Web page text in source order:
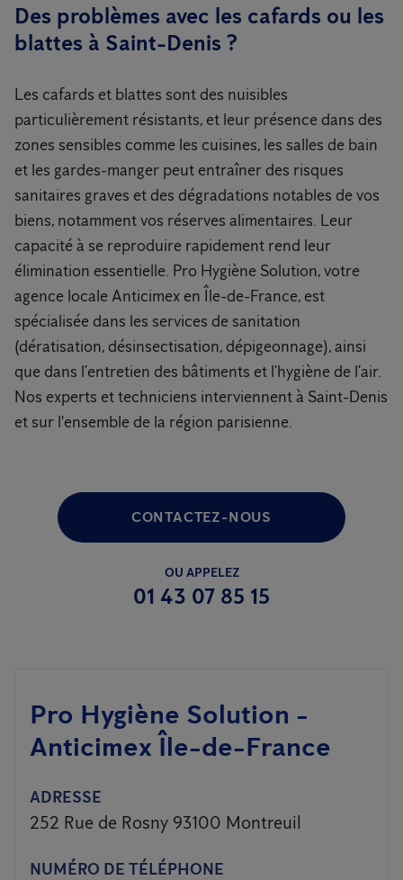
Des problèmes avec les cafards ou les
blattes à Saint-Denis ?
Les cafards et blattes sont des nuisibles
particulièrement résistants, et leur présence dans des
zones sensibles comme les cuisines, les salles de bain
et les gardes-manger peut entraîner des risques
sanitaires graves et des dégradations notables de vos
biens, notamment vos réserves alimentaires. Leur
capacité à se reproduire rapidement rend leur
élimination essentielle. Pro Hygiène Solution, votre
agence locale Anticimex en Île-de-France, est
spécialisée dans les services de sanitation
(dératisation, désinsectisation, dépigeonnage), ainsi
que dans l’entretien des bâtiments et l’hygiène de l’air.
Nos experts et techniciens interviennent à Saint-Denis
et sur l'ensemble de la région parisienne.
CONTACTEZ-NOUS
OU APPELEZ
01 43 07 85 15
Pro Hygiène Solution -
Anticimex Île-de-France
ADRESSE
252 Rue de Rosny 93100 Montreuil
NUMÉRO DE TÉLÉPHONE